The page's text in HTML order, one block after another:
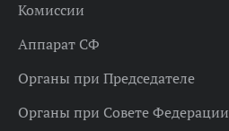
Комиссии
Аппарат СФ
Органы при Председателе
Органы при Совете Федерации